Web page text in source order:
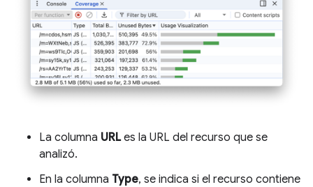
La columna URLes la URL del recurso que se
analizó.
En la columna Type, se indica si el recurso contiene